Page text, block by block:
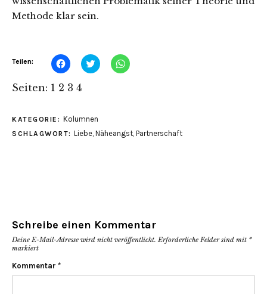
Methode klar sein.
Teilen: Klick,
um
Facebook
zu
in
neuem
Fenster
geöffnet)
Klick,
um
in
neuem
Fenster
geöffnet)
Klicken,
um
Fenster
geöffnet)
Seiten: 1 2 3 4
KATEGORIE: Kolumnen
SCHLAGWORT: Liebe Näheangst Partnerschaft
Schreibe einen Kommentar
Deine E-Mail-Adresse wird nicht veröffentlicht. Erforderliche Felder sind mit *
markiert
Kommentar *